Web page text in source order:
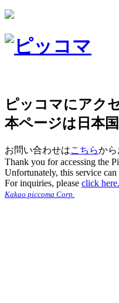
ピッコマにアク
本ページは日本
お問い合わせはこちらから
Thank you for accessing the
Unfortunately, this service
For inquiries, please click here.
Kakao piccoma Corp.